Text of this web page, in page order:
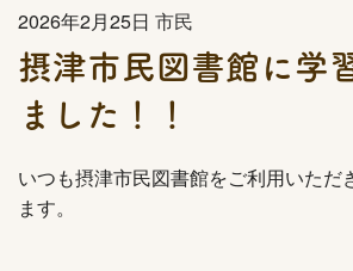
2026年2月25日 市民
摂津市民図書館に学
ました！！
いつも摂津市民図書館をご利用いただ
ます。